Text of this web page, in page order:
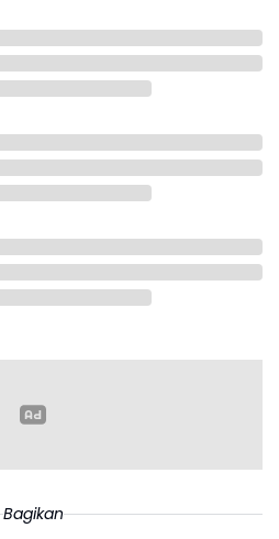
Bagikan